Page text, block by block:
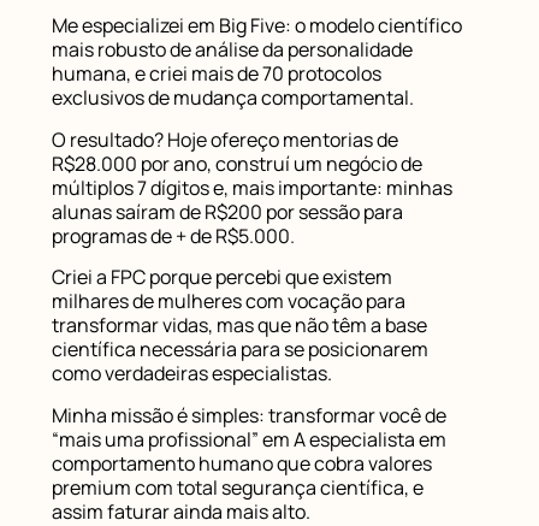
Me especializei em Big Five: o modelo científico
mais robusto de análise da personalidade
humana, e criei mais de 70 protocolos
exclusivos de mudança comportamental.
O resultado? Hoje ofereço mentorias de
R$28.000 por ano, construí um negócio de
múltiplos 7 dígitos e, mais importante: minhas
alunas saíram de R$200 por sessão para
programas de + de R$5.000.
Criei a FPC porque percebi que existem
milhares de mulheres com vocação para
transformar vidas, mas que não têm a base
científica necessária para se posicionarem
como verdadeiras especialistas.
Minha missão é simples: transformar você de
“mais uma profissional” em A especialista em
comportamento humano que cobra valores
premium com total segurança científica, e
assim faturar ainda mais alto.